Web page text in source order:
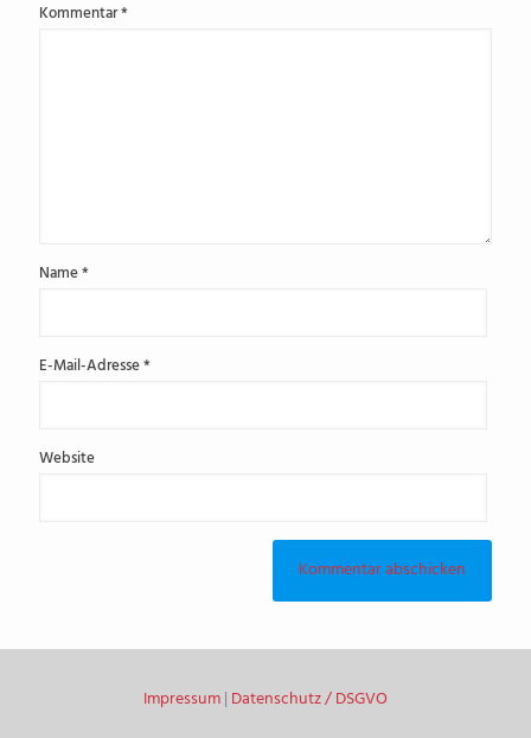
Kommentar*
Name*
E-Mail-Adresse*
Website
Impressum| Datenschutz / DSGVO